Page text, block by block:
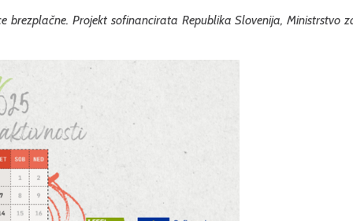
brezplačne. Projekt sofinancirata Republika Slovenija, Ministrstvo